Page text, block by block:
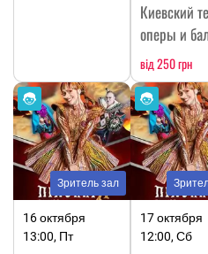
Киевский
оперы и
від 250 грн
Зритель зал
16 октября
13:00, Пт
17 октября
12:00, Сб